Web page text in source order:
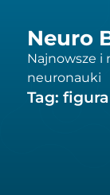
Neuro
Najnowsze i
neuronauki
Tag: figura